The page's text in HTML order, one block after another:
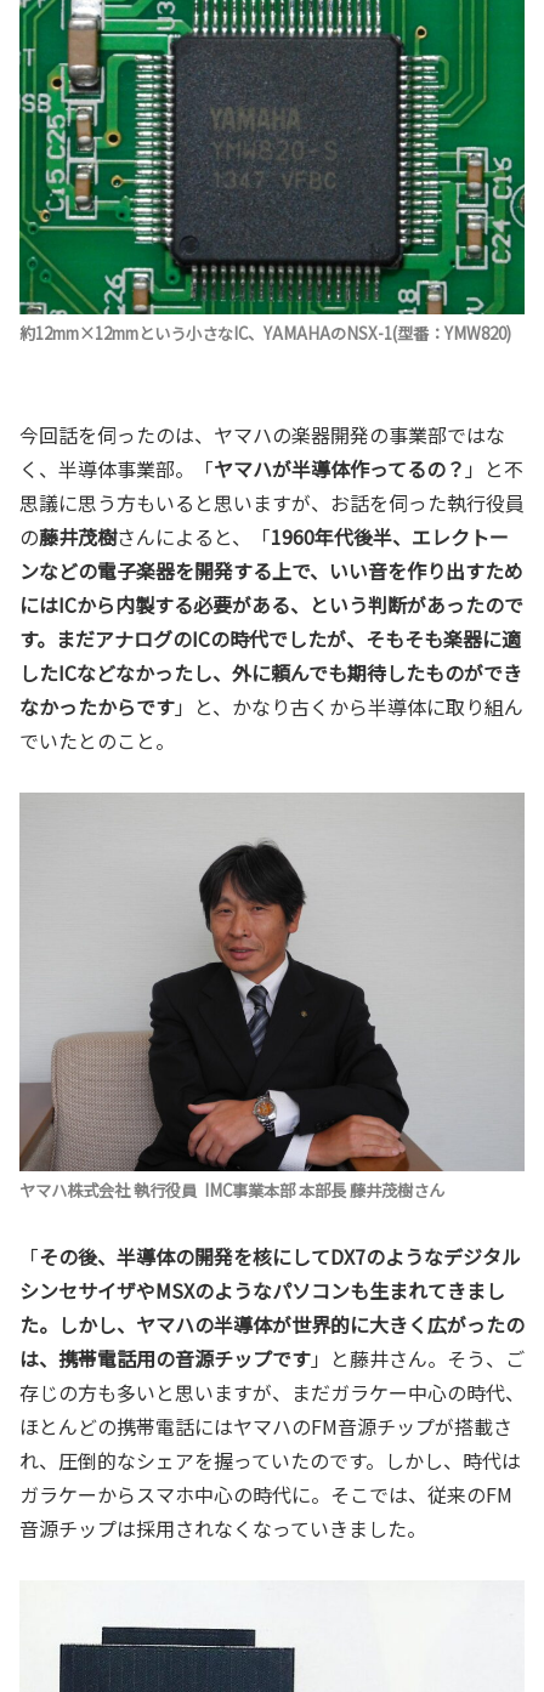
約12mm×12mmという小さなIC、YAMAHAのNSX-1(型番：YMW820)
今回話を伺ったのは、ヤマハの楽器開発の事業部ではな
く、半導体事業部。「ヤマハが半導体作ってるの？ 」と不
思議に思う方もいると思いますが、お話を伺った執行役員
の藤井茂樹さんによると、「1960年代後半、エレクトー
ンなどの電子楽器を開発する上で、いい音を作り出すため
にはICから内製する必要がある、という判断があったので
す。まだアナログのICの時代でしたが、そもそも楽器に適
したICなどなかったし、外に頼んでも期待したものができ
なかったからです」と、かなり古くから半導体に取り組ん
でいたとのこと。
ヤマハ株式会社 執行役員 IMC事業本部 本部長 藤井茂樹さん
「その後、半導体の開発を核にしてDX7のようなデジタル
シンセサイザやMSXのようなパソコンも生まれてきまし
た。しかし、ヤマハの半導体が世界的に大きく広がったの
は、携帯電話用の音源チップです」と藤井さん。そう、ご
存じの方も多いと思いますが、まだガラケー中心の時代、
ほとんどの携帯電話にはヤマハのFM音源チップが搭載さ
れ、圧倒的なシェアを握っていたのです。しかし、時代は
ガラケーからスマホ中心の時代に。そこでは、従来のFM
音源チップは採用されなくなっていきました。